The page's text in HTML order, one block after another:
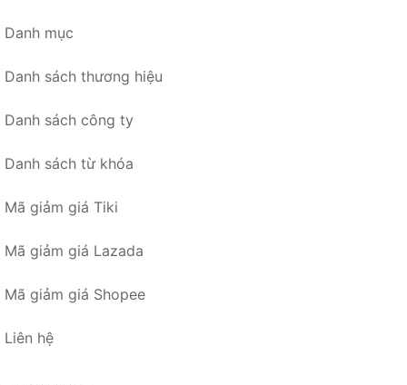
Danh mục
Danh sách thương hiệu
Danh sách công ty
Danh sách từ khóa
Mã giảm giá Tiki
Mã giảm giá Lazada
Mã giảm giá Shopee
Liên hệ